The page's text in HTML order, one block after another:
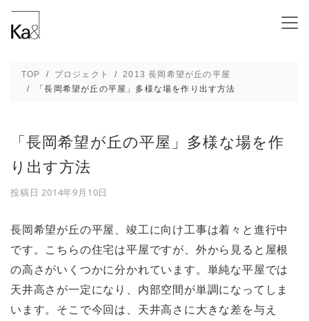
「長岡希望が丘の平屋」多様な場を作り出す
TOP プロジェクト
2013 長岡希望が丘の平屋
「長岡希望が丘の平屋」多様な場を作り出す方法
「長岡希望が丘の平屋」多様な場を作
り出す方法
投稿日2014年9月10日
長岡希望が丘の平屋、竣工に向け工事は着々と進行中
です。こちらの住宅は平屋ですが、外から見ると屋根
の高さがいくつかに分かれています。単純な平屋では
天井高さが一定になり、内部空間が単調になってしま
います。そこで今回は、天井高さに大きな差を与え